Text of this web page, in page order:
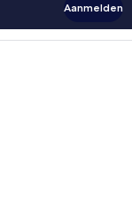
Aanmelden